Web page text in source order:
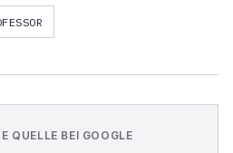
QUELLE BEI GOOGLE